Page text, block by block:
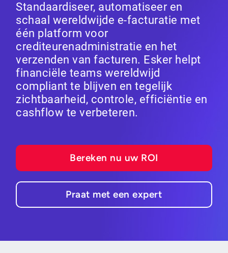
Standaardiseer, automatiseer en
schaal wereldwijde e-facturatie met
één platform voor
crediteurenadministratie en het
verzenden van facturen. Esker helpt
financiële teams wereldwijd
compliant te blijven en tegelijk
zichtbaarheid, controle, efficiëntie en
cashflow te verbeteren.
Bereken nu uw ROI
Praat met een expert